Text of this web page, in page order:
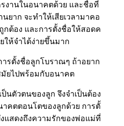
งานในอนาคตด้วย และชื่อที่
ยาก จะทำให้เสียเวลามาคอ
ต้อง และการตั้งชื่อให้สอดค
ให้จำได้ง่ายขึ้นมาก
ารตั้งชื่อลูกโบราณๆ ถ้าอยาก
ยไปพร้อมกับอนาคต
นตัวตนของลูก จึงจำเป็นต้อง
คตตอนโตของลูกด้วย การตั้
แสดงถึงความรักของพ่อแม่ที่